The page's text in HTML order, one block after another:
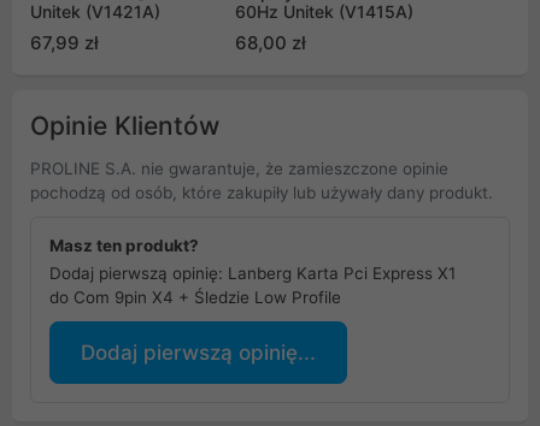
Unitek (V1421A)
67,99 zł
60Hz Unitek (V1415A)
68,00 zł
Opinie Klientów
PROLINE S.A. nie gwarantuje, że zamieszczone opinie
pochodzą od osób, które zakupiły lub używały dany produkt.
Masz ten produkt?
Dodaj pierwszą opinię: Lanberg Karta Pci Express X1
do Com 9pin X4 + Śledzie Low Profile
Dodaj pierwszą opinię...